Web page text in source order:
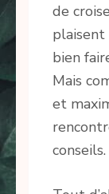
de
plaisent
bien
Mais
et
conseils.